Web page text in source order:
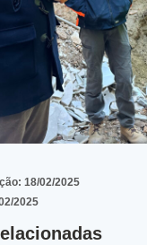
18/02/2025
2025